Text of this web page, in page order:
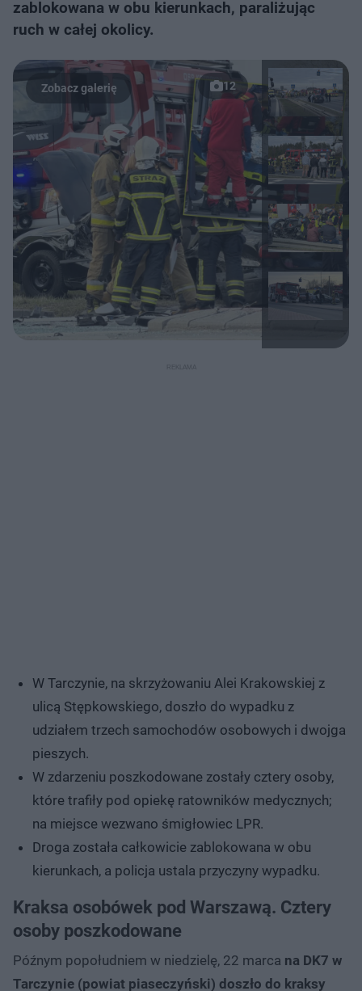
zablokowana w obu kierunkach, paraliżując
ruch w całej okolicy.
12
W Tarczynie, na skrzyżowaniu Alei Krakowskiej z
ulicą Stępkowskiego, doszło do wypadku z
udziałem trzech samochodów osobowych i dwojga
pieszych.
W zdarzeniu poszkodowane zostały cztery osoby,
które trafiły pod opiekę ratowników medycznych;
na miejsce wezwano śmigłowiec LPR.
Droga została całkowicie zablokowana w obu
kierunkach, a policja ustala przyczyny wypadku.
Kraksa osobówek pod Warszawą. Cztery
osoby poszkodowane
Późnym popołudniem w niedzielę, 22 marca na DK7 w
Tarczynie (powiat piaseczyński) doszło do kraksy